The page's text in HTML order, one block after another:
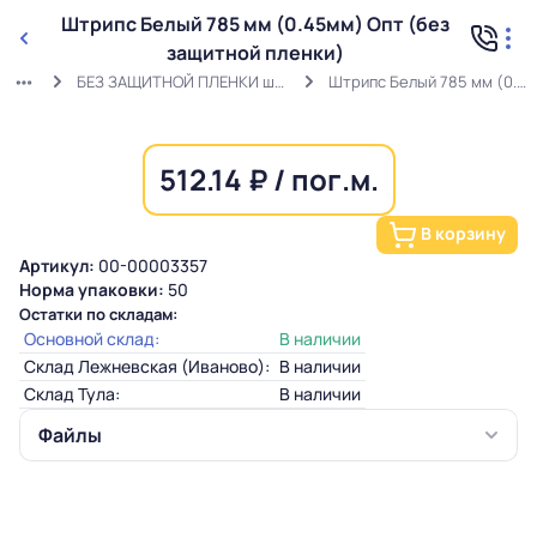
Штрипс Белый 785 мм (0.45мм) Опт (без
защитной пленки)
БЕЗ ЗАЩИТНОЙ ПЛЕНКИ штрипс белый (0,45мм) RAL 9003 ГОСТ Штрипс Белый 785 мм (0.45мм) Опт (без защитной пленки)
512.14 ₽ / пог.м.
В корзину
Артикул: 00-00003357
Норма упаковки: 50
Остатки по складам:
Основной склад:
В наличии
Склад Лежневская (Иваново): В наличии
Склад Тула:
В наличии
Файлы